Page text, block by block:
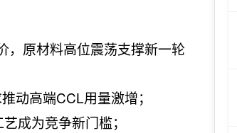
，原材料高位震荡支撑新一轮
动高端CCL用量激增；
成为竞争新门槛；